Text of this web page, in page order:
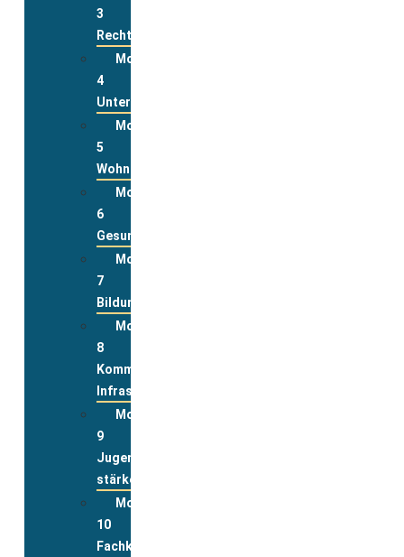
3
Rechte
Modul
4
Unterstützungsleistungen
Modul
5
Wohnen
Modul
6
Gesundheit
Modul
7
Bildung
Modul
8
Kommunale
Infrastrukturen
Modul
9
Jugend
stärken
Modul
10
Fachkräfte